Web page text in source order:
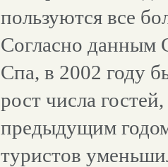
пользуются все
Согласно данным
Спа, в 2002 году
рост числа
предыдущим
туристов